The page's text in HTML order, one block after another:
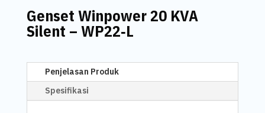
Genset Winpower 20 KVA
Silent – WP22‑L
Penjelasan Produk
Spesifikasi